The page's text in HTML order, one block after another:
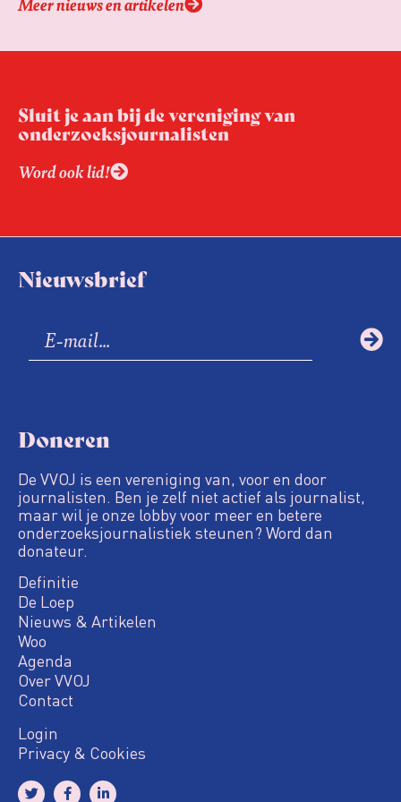
Sluit je aan bij de vereniging van
onderzoeksjournalisten
Word ook lid!
Nieuwsbrief
Doneren
De VVOJ is een vereniging van, voor en door
journalisten. Ben je zelf niet actief als journalist,
maar wil je onze lobby voor meer en betere
onderzoeksjournalistiek steunen? Word dan
donateur.
Definitie
De Loep
Nieuws & Artikelen
Woo
Agenda
Over VVOJ
Contact
Login
Privacy & Cookies